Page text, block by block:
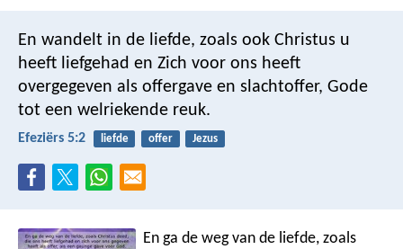
En wandelt in de liefde, zoals ook Christus u
heeft liefgehad en Zich voor ons heeft
overgegeven als offergave en slachtoffer, Gode
tot een welriekende reuk.
Efeziërs 5:2 liefde offer Jezus
En ga de weg van de liefde, zoals